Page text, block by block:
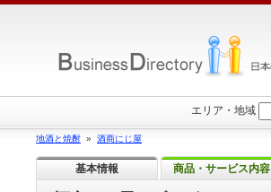
エリア・地域
地酒と焼酎 » 酒商にじ屋
基本情報 商品・サービス内容